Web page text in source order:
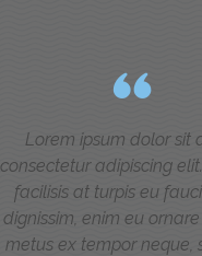
Lorem ipsum dolor sit
consectetur adipiscing
facilisis at turpis eu
dignissim, enim eu
metus ex tempor neque,